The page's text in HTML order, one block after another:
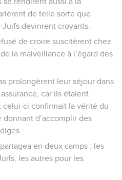
de telle sorte que
devinrent croyants.
de croire suscitèrent chez
la malveillance à l’égard des
prolongèrent leur séjour dans
car ils étaient
celui-ci confirmait la vérité du
donnant d’accomplir des
en deux camps : les
les autres pour les